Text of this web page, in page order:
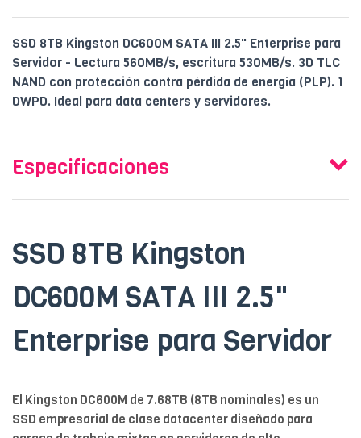
SSD 8TB Kingston DC600M SATA III 2.5" Enterprise para
Servidor - Lectura 560MB/s, escritura 530MB/s. 3D TLC
NAND con protección contra pérdida de energía (PLP). 1
DWPD. Ideal para data centers y servidores.
Especificaciones
SSD 8TB Kingston
DC600M SATA III 2.5"
Enterprise para Servidor
El Kingston DC600M de 7.68TB (8TB nominales) es un
SSD empresarial de clase datacenter diseñado para